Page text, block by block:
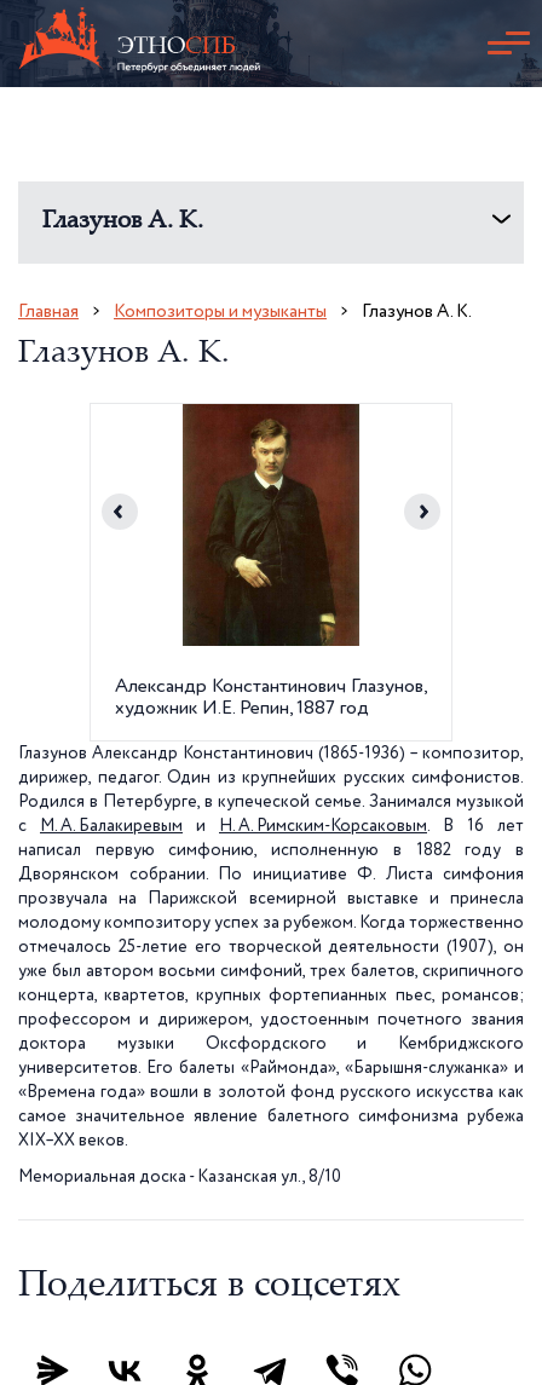
Глазунов А. К.
Главная Композиторы и музыканты Глазунов А. К.
Глазунов А. К.
Александр Константинович Глазунов,
художник И.Е. Репин, 1887 год
1906 г.
Глазунов Александр Константинович (1865-1936) – композитор,
дирижер, педагог. Один из крупнейших русских симфонистов.
Родился в Петербурге, в купеческой семье. Занимался музыкой
с
М. А. Балакиревым и Н. А. Римским-Корсаковым. В 16 лет
написал первую симфонию, исполненную в 1882 году в
Дворянском собрании. По инициативе Ф. Листа симфония
прозвучала на Парижской всемирной выставке и принесла
молодому композитору успех за рубежом. Когда торжественно
отмечалось 25-летие его творческой деятельности (1907), он
уже был автором восьми симфоний, трех балетов, скрипичного
концерта, квартетов, крупных фортепианных пьес, романсов;
профессором и дирижером, удостоенным почетного звания
доктора музыки Оксфордского и Кембриджского
университетов. Его балеты «Раймонда», «Барышня-служанка» и
«Времена года» вошли в золотой фонд русского искусства как
самое значительное явление балетного симфонизма рубежа
XIX–XX веков.
Мемориальная доска - Казанская ул., 8/10
Поделиться в соцсетях